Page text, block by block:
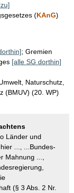
(KAnG)
; Gremien
[alle SG dorthin]
Naturschutz,
(BMUV) (20. WP)
Länder und
..., ...Bundes-
Mahnung ...,
(§ 3 Abs. 2 Nr.